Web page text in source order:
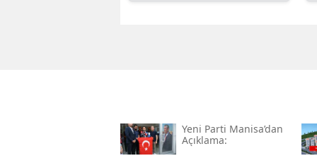
Yeni̇ Parti Manisa’dan
Açıklama: